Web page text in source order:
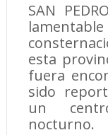
SAN
esta
fuera
sido
un
nocturno.